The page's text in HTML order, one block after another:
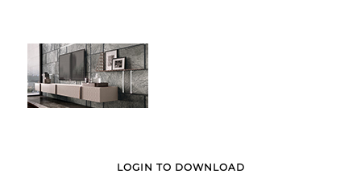
LOGIN TO DOWNLOAD